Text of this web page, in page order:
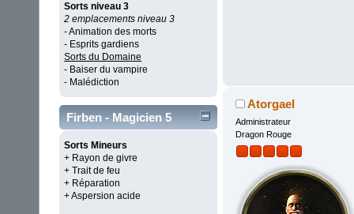
Sorts niveau 3
2 emplacements niveau 3
- Animation des morts
- Esprits gardiens
Sorts du Domaine
- Baiser du vampire
- Malédiction
Firben - Magicien 5
Sorts Mineurs
+ Rayon de givre
+ Trait de feu
+ Réparation
+ Aspersion acide
Atorgael
Administrateur
Dragon Rouge